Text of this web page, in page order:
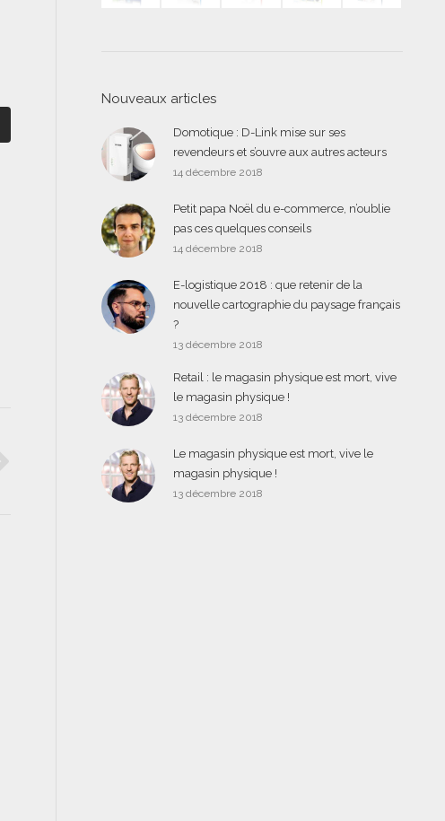
Nouveaux articles
Domotique : D-Link mise sur ses
revendeurs et s’ouvre aux autres acteurs
14 décembre 2018
Petit papa Noël du e-commerce, n’oublie
pas ces quelques conseils
14 décembre 2018
E-logistique 2018 : que retenir de la
nouvelle cartographie du paysage français
?
13 décembre 2018
Retail : le magasin physique est mort, vive
le magasin physique !
13 décembre 2018
Le magasin physique est mort, vive le
magasin physique !
13 décembre 2018